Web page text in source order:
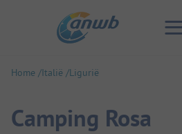
Home Italië Ligurië
Camping Rosa